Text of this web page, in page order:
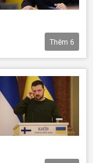
Thêm 6